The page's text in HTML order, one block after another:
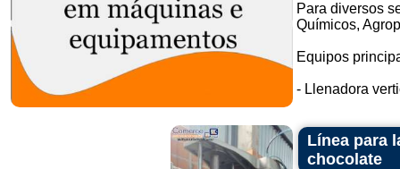
Para diversos
Químicos,
Equipos
- Llenadora
Línea para
chocolate